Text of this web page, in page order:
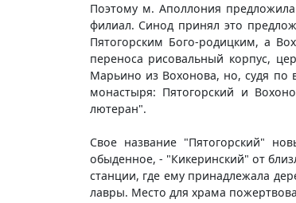
Поэтому м. Аполлония
филиал. Синод принял это
Пятогорским Бого-родицким, а
переноса рисовальный корпус,
Марьино из Вохонова, но, судя по
монастыря: Пятогорский и
лютеран".
Свое название "Пятогорский"
обыденное, - "Кикеринский" от
станции, где ему принадлежала
лавры. Место для храма